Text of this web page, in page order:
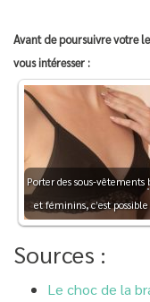
Avant de poursuivre votre
vous intéresser :
Porter des sous-vêtements
et féminins, c’est
Sources :
Le choc de la